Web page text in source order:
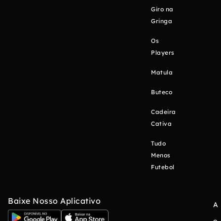
Giro na
Gringa
Os
Players
Matula
Buteco
Cadeira
Cativa
Tudo
Menos
Futebol
Baixe Nosso Aplicativo
A